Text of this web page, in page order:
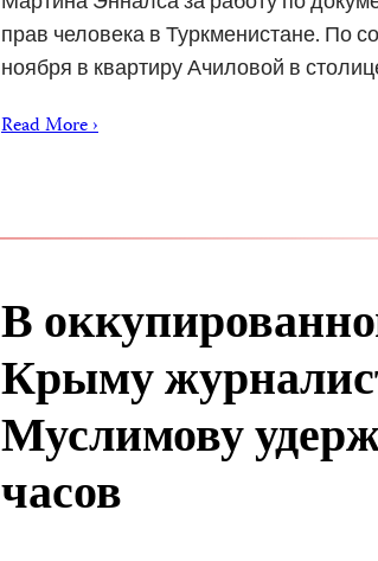
прав человека в Туркменистане. По
ноября в квартиру Ачиловой в
Read More ›
В
Крыму
Муслимову
часов